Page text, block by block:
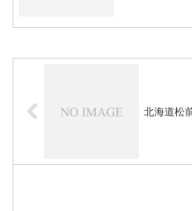
北海道松